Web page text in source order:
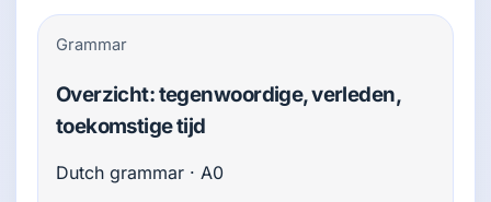
Grammar
Overzicht: tegenwoordige, verleden,
toekomstige tijd
Dutch grammar · A0